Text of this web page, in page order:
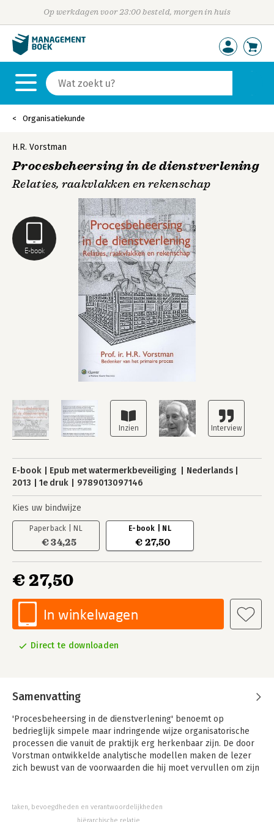
Op werkdagen voor 23:00 besteld, morgen in huis
Organisatiekunde
E-book
H.R. Vorstman
Procesbeheersing in de dienstverlening
Relaties, raakvlakken en rekenschap
E-book Epub met watermerkbeveiliging
Nederlands
2013
1e druk 9789013097146
Kies uw bindwijze
Paperback | NL
€ 34,25
E-book | NL
€ 27,50
€ 27,50
In winkelwagen
Direct te downloaden
Samenvatting
'Procesbeheersing in de dienstverlening' benoemt op
bedrieglijk simpele maar indringende wijze organisatorische
processen die vanuit de praktijk erg herkenbaar zijn. De door
Vorstman ontwikkelde analytische modellen maken de lezer
zich bewust van de voorwaarden die hij moet vervullen om zijn
resultaat tegen de juiste kosten te leveren.
taken, bevoegdheden en verantwoordelijkheden